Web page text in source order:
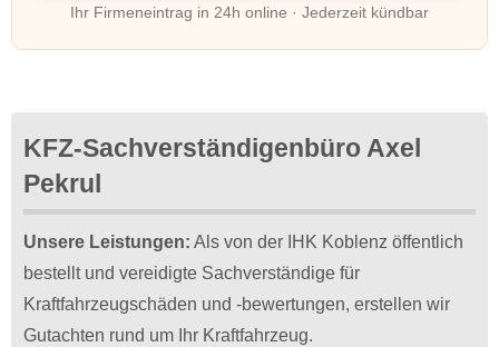
Ihr Firmeneintrag in 24h online · Jederzeit kündbar
KFZ-Sachverständigenbüro Axel
Pekrul
Unsere Leistungen: Als von der IHK Koblenz öffentlich
bestellt und vereidigte Sachverständige für
Kraftfahrzeugschäden und -bewertungen, erstellen wir
Gutachten rund um Ihr Kraftfahrzeug.